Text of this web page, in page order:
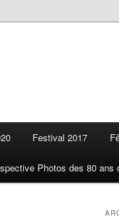
Festival 2017
Photos des 80 ans